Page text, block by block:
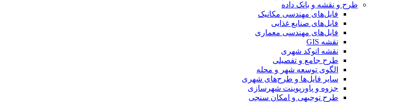
طرح و نقشه و بانک داده
فایل‌های مهندسی مکانیک
فایل‌های صنایع غذایی
فایل‌های مهندسی معماری
نقشه GIS
نقشه اتوکد شهری
طرح جامع و تفصیلی
الگوی توسعه شهر و محله
سایر فایل‌ها و طرح‌های شهری
جزوه و پاورپوینت شهرسازی
طرح توجیهی و امکان سنجی